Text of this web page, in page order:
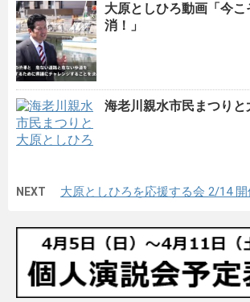
大原としひろ動画「今
消！」
海老川親水市民まつりと
NEXT 大原としひろを応援する会 2/14 開